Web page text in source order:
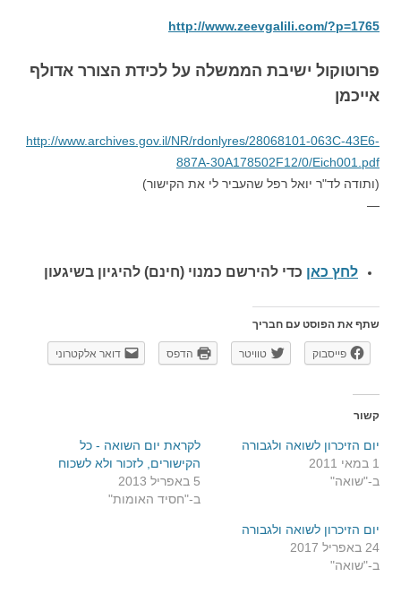
http://www.zeevgalili.com/?p=1765
פרוטוקול ישיבת הממשלה על לכידת הצורר אדולף
אייכמן
http://www.archives.gov.il/NR/rdonlyres/28068101-063C-43E6-
887A-30A178502F12/0/Eich001.pdf
(ותודה לד"ר יואל רפל שהעביר לי את הקישור)
—
לחץ כאן כדי להירשם כמנוי (חינם) להיגיון בשיגעון
שתף את הפוסט עם חבריך
פייסבוק טוויטר הדפס דואר אלקטרוני
קשור
יום הזיכרון לשואה ולגבורה
1 במאי 2011
ב-"שואה"
לקראת יום השואה - כל
הקישורים, לזכור ולא לשכוח
5 באפריל 2013
ב-"חסיד האומות"
יום הזיכרון לשואה ולגבורה
24 באפריל 2017
ב-"שואה"